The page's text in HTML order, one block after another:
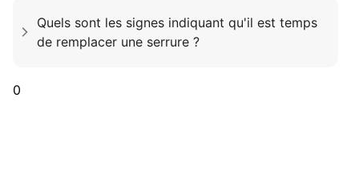
Quels sont les signes indiquant qu'il est temps
de remplacer une serrure ?
0